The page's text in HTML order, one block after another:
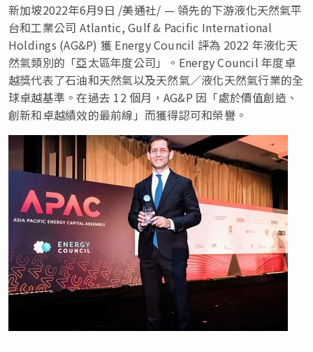
新加坡2022年6月9日 /美通社/ — 領先的下游液化天然氣平
台和工業公司 Atlantic, Gulf & Pacific International
Holdings (AG&P) 獲 Energy Council 評為 2022 年液化天
然氣類別的「亞太區年度公司」。Energy Council 年度卓
越獎代表了石油和天然氣以及天然氣／液化天然氣行業的全
球卓越基準。在過去 12 個月，AG&P 因「處於價值創造、
創新和卓越績效的最前線」而獲得認可和榮譽。